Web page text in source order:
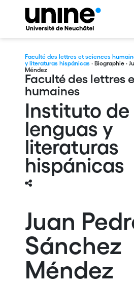
Faculté des lettres et sciences
y literaturas hispánicas · Biographie·
Méndez
Faculté des lettres
humaines
Instituto de
lenguas y
literaturas
hispánicas
Juan
Sánchez
Méndez